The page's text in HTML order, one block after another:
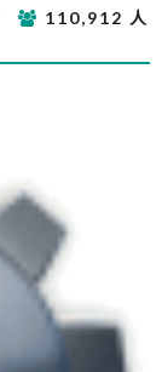
110,912 人